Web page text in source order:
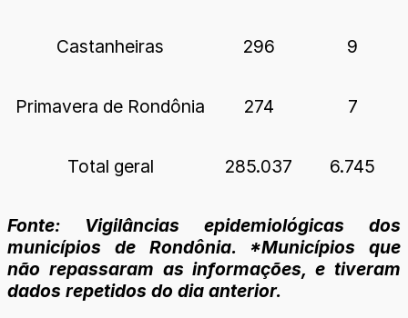
Castanheiras 296 9
Primavera de Rondônia 274 7
Total geral 285.037 6.745
Fonte: Vigilâncias epidemiológicas dos
municípios de Rondônia. *Municípios que
não repassaram as informações, e tiveram
dados repetidos do dia anterior.